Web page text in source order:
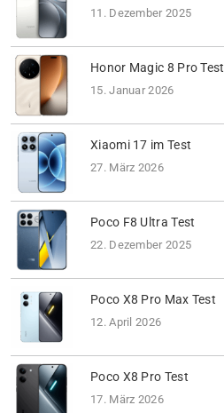
11. Dezember 2025
Honor Magic 8 Pro Test
15. Januar 2026
Xiaomi 17 im Test
27. März 2026
Poco F8 Ultra Test
22. Dezember 2025
Poco X8 Pro Max Test
12. April 2026
Poco X8 Pro Test
17. März 2026